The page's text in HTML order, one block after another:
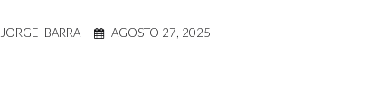
JORGE IBARRA AGOSTO 27, 2025